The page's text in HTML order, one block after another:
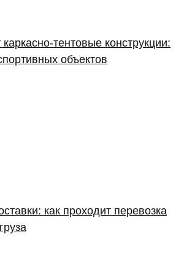
конструкции:
объектов
как проходит перевозка